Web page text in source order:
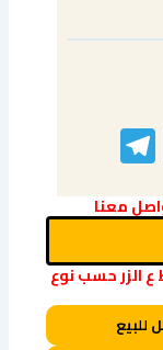
Copy
Linkمعنا
الزر حسب نوع
للبيع